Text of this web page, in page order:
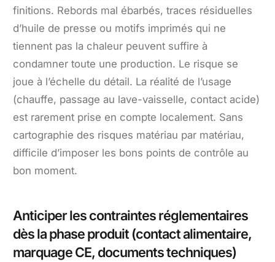
finitions. Rebords mal ébarbés, traces résiduelles
d’huile de presse ou motifs imprimés qui ne
tiennent pas la chaleur peuvent suffire à
condamner toute une production. Le risque se
joue à l’échelle du détail. La réalité de l’usage
(chauffe, passage au lave-vaisselle, contact acide)
est rarement prise en compte localement. Sans
cartographie des risques matériau par matériau,
difficile d’imposer les bons points de contrôle au
bon moment.
Anticiper les contraintes réglementaires
dès la phase produit (contact alimentaire,
marquage CE, documents techniques)